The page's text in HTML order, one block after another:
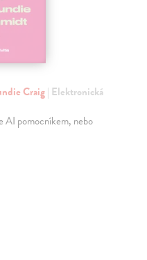
Craig| Elektronická
AI pomocníkem, nebo